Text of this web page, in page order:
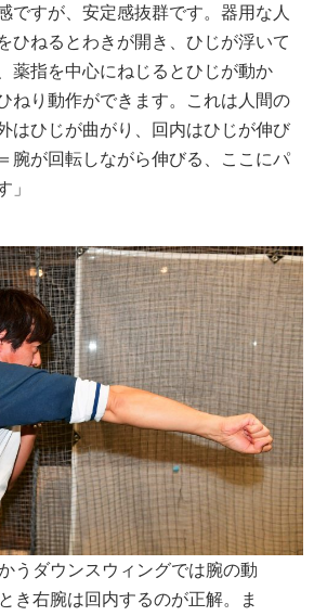
ですが、安定感抜群です。器用な人
ひねるとわきが開き、ひじが浮いて
薬指を中心にねじるとひじが動か
ねり動作ができます。これは人間の
はひじが曲がり、回内はひじが伸び
腕が回転しながら伸びる、ここにパ
」
うダウンスウィングでは腕の動
き右腕は回内するのが正解。ま